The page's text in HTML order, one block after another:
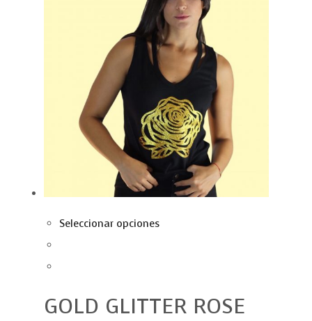
Seleccionar opciones
GOLD GLITTER ROSE